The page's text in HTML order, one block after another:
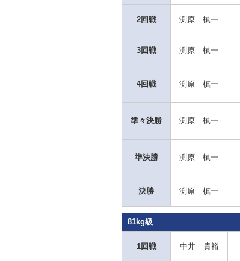
2回戦 渕原 槙一
3回戦 渕原 槙一
4回戦 渕原 槙一
準々決勝 渕原 槙一
準決勝 渕原 槙一
決勝 渕原 槙一
81kg級
1回戦 中井 貴裕